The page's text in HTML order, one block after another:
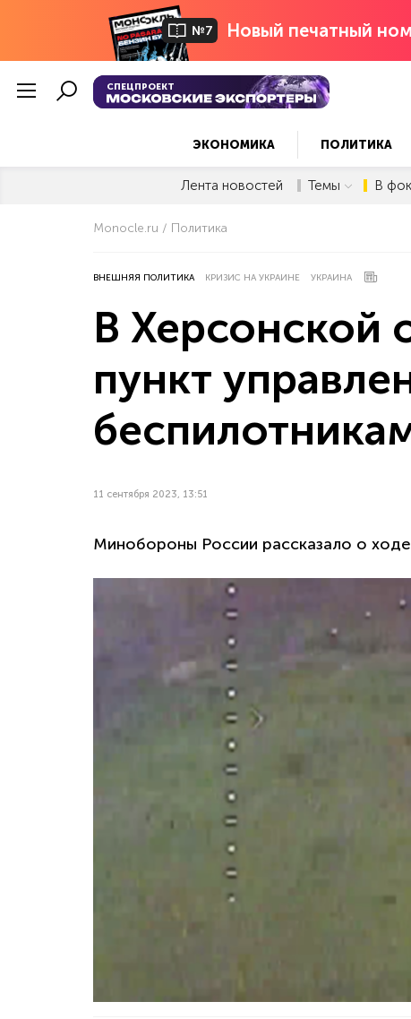
№7 Новый печатный
СПЕЦПРОЕКТ
ЭКОНОМИКА ПОЛИТИКА
Лента новостей Темы В
Monocle.ru Политика
ВНЕШНЯЯ ПОЛИТИКА КРИЗИС НА УКРАИНЕ УКРАИНА
В Херсонской
пункт
11 сентября 2023, 13:51
Минобороны России рассказало о